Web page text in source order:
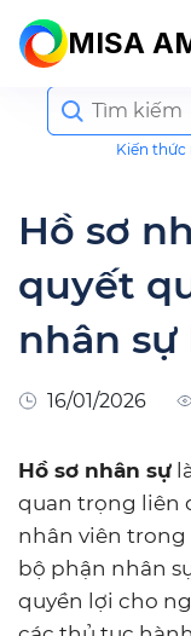
MISA
Kiến thức
Search
for:
Hồ sơ
quyết
nhân sự
16/01/2026
Hồ sơ nhân sự
quan trọng liên
nhân viên trong
bộ phận nhân
quyền lợi cho